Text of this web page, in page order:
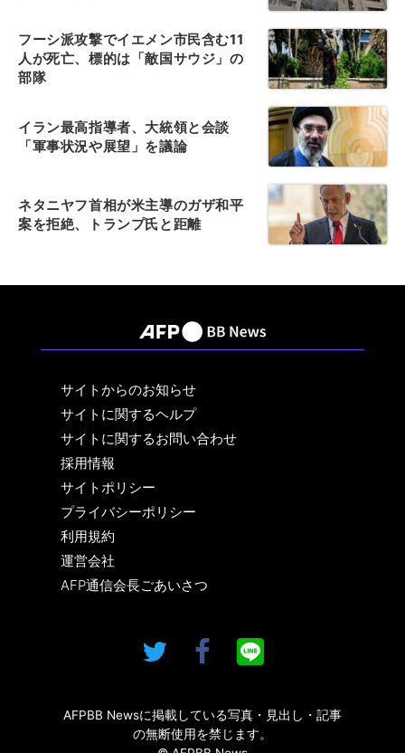
フーシ派攻撃でイエメン市民含む11
人が死亡、標的は「敵国サウジ」の
部隊
イラン最高指導者、大統領と会談
「軍事状況や展望」を議論
ネタニヤフ首相が米主導のガザ和平
案を拒絶、トランプ氏と距離
サイトからのお知らせ
サイトに関するヘルプ
サイトに関するお問い合わせ
採用情報
サイトポリシー
プライバシーポリシー
利用規約
運営会社
AFP通信会長ごあいさつ
AFPBB Newsに掲載している写真・見出し・記事
の無断使用を禁じます。